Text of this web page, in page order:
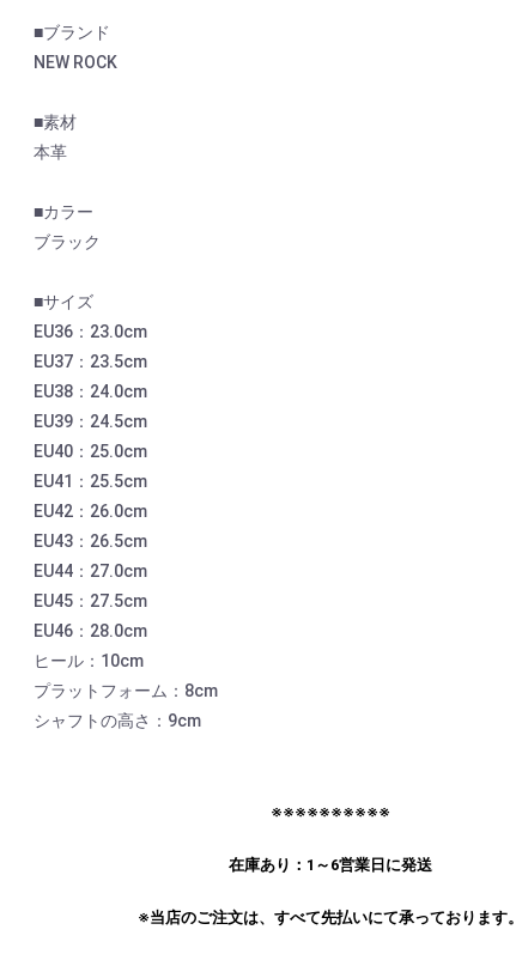
カートへ進む
■ブランド
NEW ROCK
■素材
本革
■カラー
ブラック
■サイズ
EU36：23.0cm
EU37：23.5cm
EU38：24.0cm
EU39：24.5cm
EU40：25.0cm
EU41：25.5cm
EU42：26.0cm
EU43：26.5cm
EU44：27.0cm
EU45：27.5cm
EU46：28.0cm
ヒール：10cm
プラットフォーム：8cm
シャフトの高さ：9cm
※※※※※※※※※※
在庫あり：1～6営業日に発送
※当店のご注文は、すべて先払いにて承っております。